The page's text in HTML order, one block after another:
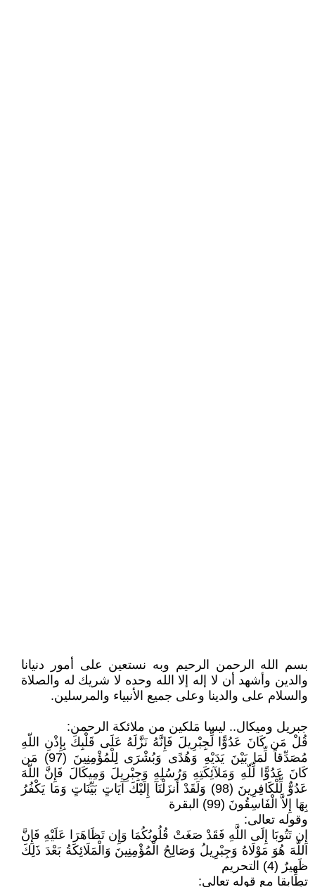
بسم الله الرحمن الرحيم وبه نستعين على أمور دنيانا
والدين وأشهد أن لا إله إلا الله وحده لا شريك له والصلاة
والسلام على والدينا وعلى جميع الأنبياء والمرسلين.
جبريل وميكال.. ليسا مَلكين من ملائكة الرحمن:
قُلْ مَن كَانَ عَدُوًّا لِّجِبْرِيلَ فَإِنَّهُ نَزَّلَهُ عَلَى قَلْبِكَ بِإِذْنِ اللّهِ
مُصَدِّقاً لِّمَا بَيْنَ يَدَيْهِ وَهُدًى وَبُشْرَى لِلْمُؤْمِنِينَ (97) مَن
كَانَ عَدُوًّا لِّلّهِ وَمَلآئِكَتِهِ وَرُسُلِهِ وَجِبْرِيلَ وَمِيكَالَ فَإِنَّ اللّهَ
عَدُوٌّ لِّلْكَافِرِينَ (98) وَلَقَدْ أَنزَلْنَآ إِلَيْكَ آيَاتٍ بَيِّنَاتٍ وَمَا يَكْفُرُ
بِهَا إِلاَّ الْفَاسِقُونَ (99) البقرة
وقوله تعالى:
إِن تَتُوبَا إِلَى اللَّهِ فَقَدْ صَغَتْ قُلُوبُكُمَا وَإِن تَظَاهَرَا عَلَيْهِ فَإِنَّ
اللَّهَ هُوَ مَوْلَاهُ وَجِبْرِيلُ وَصَالِحُ الْمُؤْمِنِينَ وَالْمَلَائِكَةُ بَعْدَ ذَلِكَ
ظَهِيرٌ (4) التحريم
تطابقا مع قوله تعالى: